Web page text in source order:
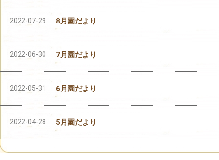
2022-07-29 8月園だより
2022-06-30 7月園だより
2022-05-31 6月園だより
2022-04-28 5月園だより